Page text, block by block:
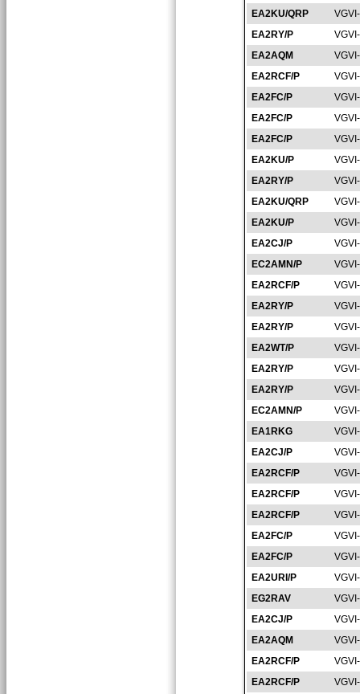
EA2KU/QRP
EA2RY/P
EA2AQM
EA2RCF/P
EA2FC/P
EA2FC/P
EA2FC/P
EA2KU/P
EA2RY/P
EA2KU/QRP
EA2KU/P
EA2CJ/P
EC2AMN/P
EA2RCF/P
EA2RY/P
EA2RY/P
EA2WT/P
EA2RY/P
EA2RY/P
EC2AMN/P
EA1RKG
EA2CJ/P
EA2RCF/P
EA2RCF/P
EA2RCF/P
EA2FC/P
EA2FC/P
EA2URI/P
EG2RAV
EA2CJ/P
EA2AQM
EA2RCF/P
EA2RCF/P